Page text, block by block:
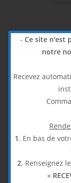
Partager sur
Partager sur
- Ce site n'est
notre
Recevez
1. En bas de
2. Renseignez
«